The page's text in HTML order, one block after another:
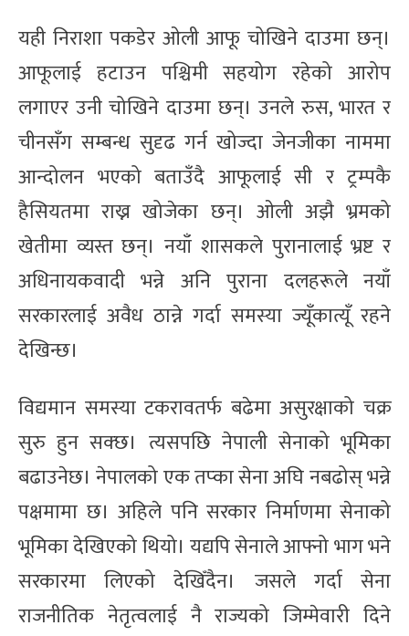
यही निराशा पकडेर ओली आफू चोखिने दाउमा छन्।
आफूलाई हटाउन पश्चिमी सहयोग रहेको आरोप
लगाएर उनी चोखिने दाउमा छन्। उनले रुस, भारत र
चीनसँग सम्बन्ध सुदृढ गर्न खोज्दा जेनजीका नाममा
आन्दोलन भएको बताउँदै आफूलाई सी र ट्रम्पकै
हैसियतमा राख्न खोजेका छन्। ओली अझै भ्रमको
खेतीमा व्यस्त छन्। नयाँ शासकले पुरानालाई भ्रष्ट र
अधिनायकवादी भन्ने अनि पुराना दलहरूले नयाँ
सरकारलाई अवैध ठान्ने गर्दा समस्या ज्यूँकात्यूँ रहने
देखिन्छ।
विद्यमान समस्या टकरावतर्फ बढेमा असुरक्षाको चक्र
सुरु हुन सक्छ। त्यसपछि नेपाली सेनाको भूमिका
बढाउनेछ। नेपालको एक तप्का सेना अघि नबढोस् भन्ने
पक्षमामा छ। अहिले पनि सरकार निर्माणमा सेनाको
भूमिका देखिएको थियो। यद्यपि सेनाले आफ्नो भाग भने
सरकारमा लिएको देखिँदैन। जसले गर्दा सेना
राजनीतिक नेतृत्वलाई नै राज्यको जिम्मेवारी दिने